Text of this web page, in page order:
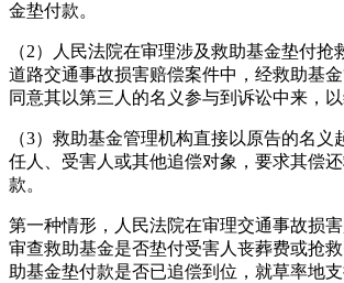
金垫付款。
（2）人民法院在审理涉及救助基金垫付抢
道路交通事故损害赔偿案件中，经救助基金
同意其以第三人的名义参与到诉讼中来，以
（3）救助基金管理机构直接以原告的名义
任人、受害人或其他追偿对象，要求其偿
款。
第一种情形，人民法院在审理交通事故损
审查救助基金是否垫付受害人丧葬费或抢
助基金垫付款是否已追偿到位，就草率地